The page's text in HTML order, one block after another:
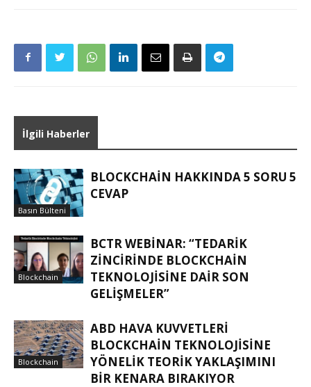
İlgili Haberler
Basın Bülteni
BLOCKCHAIN HAKKINDA 5 SORU 5
CEVAP
Blockchain
BCTR WEBINAR: “TEDARIK
ZINCIRINDE BLOCKCHAIN
TEKNOLOJISINE DAIR SON
GELIŞMELER”
Blockchain
ABD HAVA KUVVETLERI
BLOCKCHAIN TEKNOLOJISINE
YÖNELIK TEORIK YAKLAŞIMINI
BIR KENARA BIRAKIYOR